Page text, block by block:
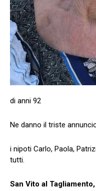
di anni 92
Ne danno il triste
i nipoti Carlo, Paola,
tutti.
San Vito al